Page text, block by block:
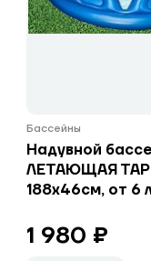
Бассейны
Надувной
ЛЕТАЮЩАЯ
188х46см, от 6
1 980 ₽